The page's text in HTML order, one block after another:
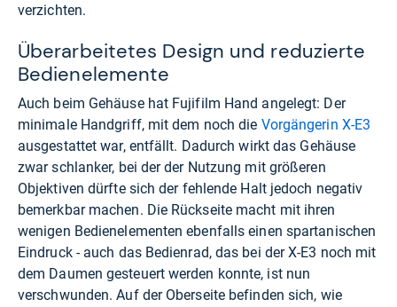
verzichten.
Überarbeitetes Design und reduzierte
Bedienelemente
Auch beim Gehäuse hat Fujifilm Hand angelegt: Der
minimale Handgriff, mit dem noch die Vorgängerin X-E3
ausgestattet war, entfällt. Dadurch wirkt das Gehäuse
zwar schlanker, bei der der Nutzung mit größeren
Objektiven dürfte sich der fehlende Halt jedoch negativ
bemerkbar machen. Die Rückseite macht mit ihren
wenigen Bedienelementen ebenfalls einen spartanischen
Eindruck - auch das Bedienrad, das bei der X-E3 noch mit
dem Daumen gesteuert werden konnte, ist nun
verschwunden. Auf der Oberseite befinden sich, wie